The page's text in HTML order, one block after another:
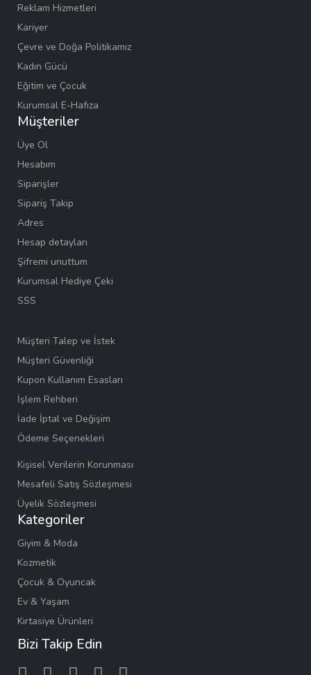
Reklam Hizmetleri
Kariyer
Çevre ve Doğa Politikamız
Kadın Gücü
Eğitim ve Çocuk
Kurumsal E-Hafıza
Müşteriler
Üye Ol
Hesabım
Siparişler
Sipariş Takip
Adres
Hesap detayları
Şifremi unuttum
Kurumsal Hediye Çeki
SSS
Müşteri Talep ve İstek
Müşteri Güvenliği
Kupon Kullanım Esasları
İşlem Rehberi
İade İptal ve Değişim
Ödeme Seçenekleri
Kişisel Verilerin Korunması
Mesafeli Satış Sözleşmesi
Üyelik Sözleşmesi
Kategoriler
Giyim & Moda
Kozmetik
Çocuk & Oyuncak
Ev & Yaşam
Kırtasiye Ürünleri
Bizi Takip Edin